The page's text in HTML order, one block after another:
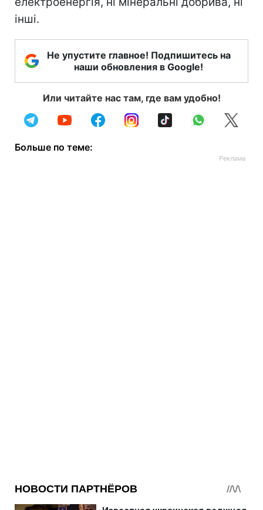
інші.
Не упустите главное! Подпишитесь на
наши обновления в Google!
Или читайте нас там, где вам удобно!
Больше по теме: